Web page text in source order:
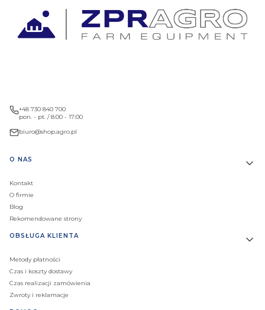
+48 730 840 700
pon. - pt. / 8:00 - 17:00
biuro@shop.agro.pl
Linki w stopce
O NAS
Kontakt
O firmie
Blog
Rekomendowane strony
OBSŁUGA KLIENTA
Metody płatności
Czas i koszty dostawy
Czas realizacji zamówienia
Zwroty i reklamacje